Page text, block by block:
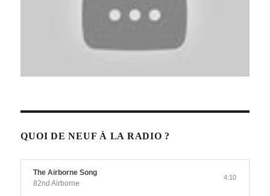
QUOI DE NEUF À LA RADIO ?
The Airborne Song
82nd Airborne
4:10